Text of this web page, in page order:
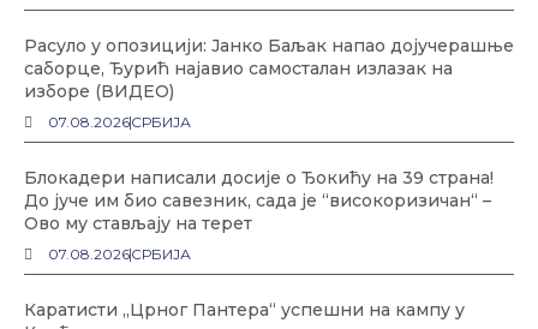
Расуло у опозицији: Јанко Баљак напао дојучерашње
саборце, Ђурић најавио самосталан излазак на
изборе (ВИДЕО)
07.08.2026СРБИЈА
Блокадери написали досије о Ђокићу на 39 страна!
До јуче им био савезник, сада је “високоризичан“ –
Ово му стављају на терет
07.08.2026СРБИЈА
Каратисти „Црног Пантера“ успешни на кампу у